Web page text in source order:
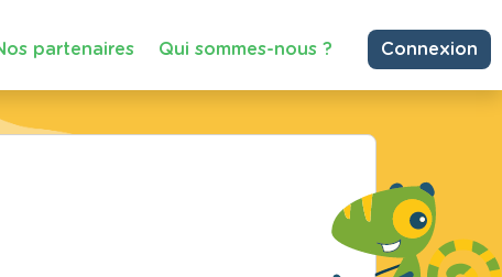
partenaires Qui sommes-nous ? Connexion